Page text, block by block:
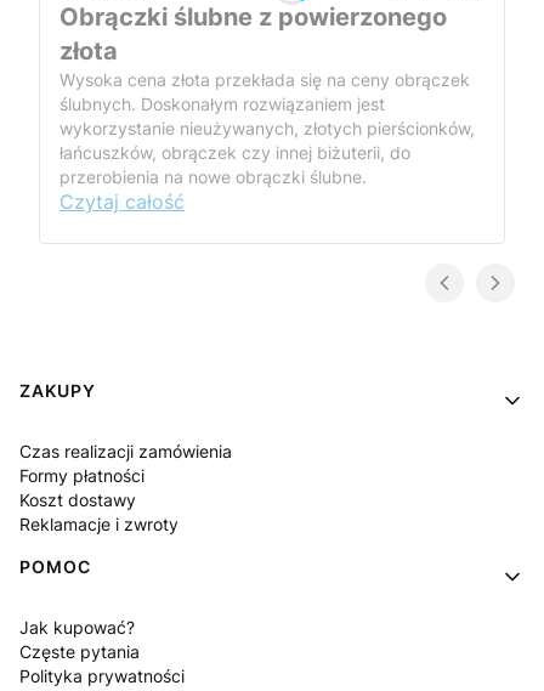
Obrączki ślubne z powierzonego
złota
Wysoka cena złota przekłada się na ceny obrączek
ślubnych. Doskonałym rozwiązaniem jest
wykorzystanie nieużywanych, złotych pierścionków,
łańcuszków, obrączek czy innej biżuterii, do
przerobienia na nowe obrączki ślubne.
Czytaj całość
Linki w stopce
ZAKUPY
Czas realizacji zamówienia
Formy płatności
Koszt dostawy
Reklamacje i zwroty
POMOC
Jak kupować?
Częste pytania
Polityka prywatności